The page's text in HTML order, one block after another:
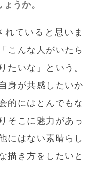
うか。
れていると思いま
こんな人がいたら
たいな」という。
身が共感したいか
的にはとんでもな
そこに魅力があっ
にはない素晴らし
描き方をしたいと